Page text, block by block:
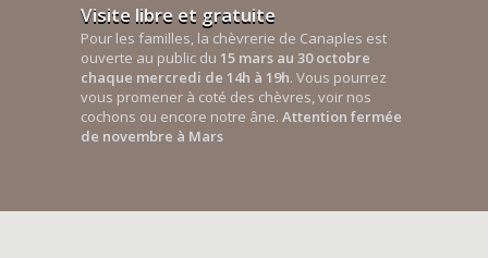
Visite libre et gratuite
Pour les familles, la chèvrerie de Canaples est
ouverte au public du 15 mars au 30 octobre
chaque mercredi de 14h à 19h. Vous pourrez
vous promener à coté des chèvres, voir nos
cochons ou encore notre âne. Attention fermée
de novembre à Mars